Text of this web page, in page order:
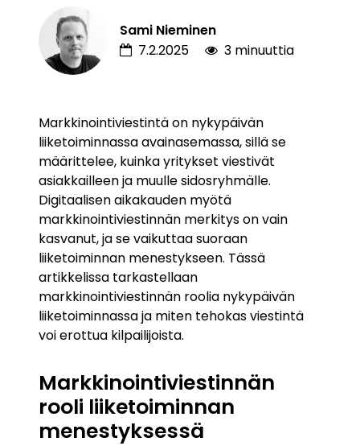
Sami Nieminen
7.2.2025
3 minuuttia
Markkinointiviestintä on nykypäivän
liiketoiminnassa avainasemassa, sillä se
määrittelee, kuinka yritykset viestivät
asiakkailleen ja muulle sidosryhmälle.
Digitaalisen aikakauden myötä
markkinointiviestinnän merkitys on vain
kasvanut, ja se vaikuttaa suoraan
liiketoiminnan menestykseen. Tässä
artikkelissa tarkastellaan
markkinointiviestinnän roolia nykypäivän
liiketoiminnassa ja miten tehokas viestintä
voi erottua kilpailijoista.
Markkinointiviestinnän
rooli liiketoiminnan
menestyksessä